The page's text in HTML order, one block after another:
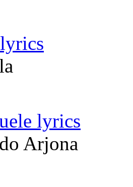
lyrics
Arjona